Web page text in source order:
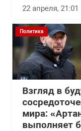
22 апреля, 21:01
Политика
Взгляд в
мира:
выполняет